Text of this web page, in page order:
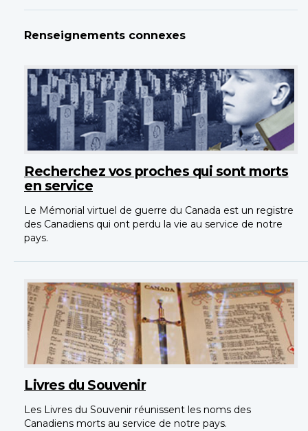
Renseignements connexes
Recherchez vos proches qui sont morts
en service
Le Mémorial virtuel de guerre du Canada est un registre
des Canadiens qui ont perdu la vie au service de notre
pays.
Livres du Souvenir
Les Livres du Souvenir réunissent les noms des
Canadiens morts au service de notre pays.